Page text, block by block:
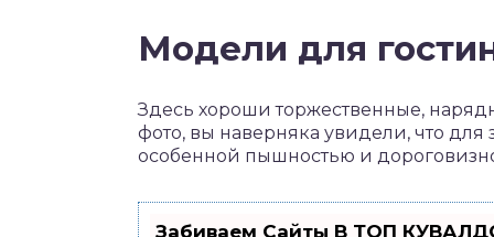
Модели для
Здесь хороши торжественные,
фото, вы наверняка увидели, что для
особенной пышностью и
Забиваем Сайты В ТОП